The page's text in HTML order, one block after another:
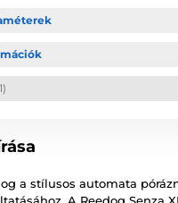
a stílusos automata